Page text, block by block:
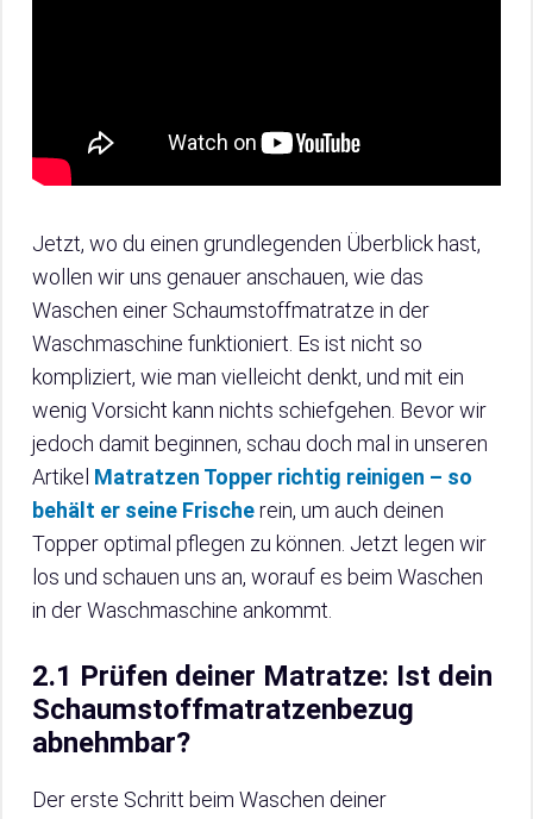
Jetzt, wo du einen grundlegenden Überblick hast,
wollen wir uns genauer anschauen, wie das
Waschen einer Schaumstoffmatratze in der
Waschmaschine funktioniert. Es ist nicht so
kompliziert, wie man vielleicht denkt, und mit ein
wenig Vorsicht kann nichts schiefgehen. Bevor wir
jedoch damit beginnen, schau doch mal in unseren
Artikel Matratzen Topper richtig reinigen – so
behält er seine Frischerein, um auch deinen
Topper optimal pflegen zu können. Jetzt legen wir
los und schauen uns an, worauf es beim Waschen
in der Waschmaschine ankommt.
2.1 Prüfen deiner Matratze: Ist dein
Schaumstoffmatratzenbezug
abnehmbar?
Der erste Schritt beim Waschen deiner